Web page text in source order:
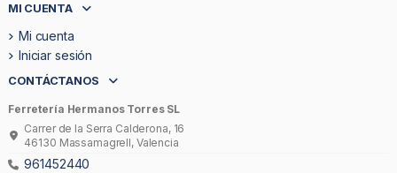
MI CUENTA
Mi cuenta
Iniciar sesión
CONTÁCTANOS
Ferretería Hermanos Torres SL
Carrer de la Serra Calderona, 16
46130 Massamagrell, Valencia
961452440